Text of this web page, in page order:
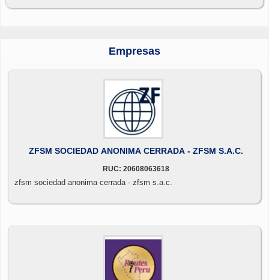
Empresas
ZFSM SOCIEDAD ANONIMA CERRADA - ZFSM S.A.C.
RUC: 20608063618
zfsm sociedad anonima cerrada - zfsm s.a.c.